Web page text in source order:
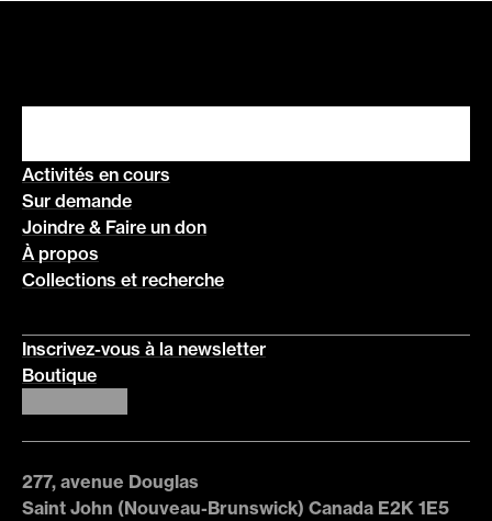
Activités en cours
Sur demande
Joindre & Faire un don
À propos
Collections et recherche
Inscrivez-vous à la newsletter
Boutique
277, avenue Douglas
Saint John (Nouveau-Brunswick) Canada E2K 1E5